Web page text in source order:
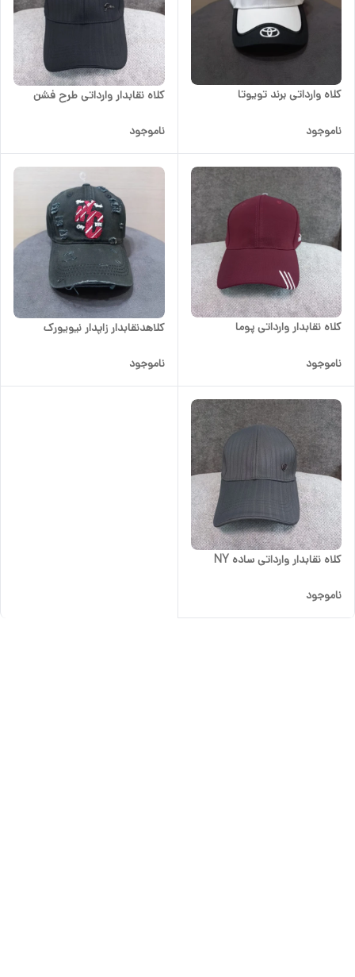
کلاه وارداتی برند تویوتا
ناموجود
کلاه نقابدار وارداتی طرح فشن
ناموجود
کلاه نقابدار وارداتی پوما
ناموجود
کلاهدنقابدار زاپدار نیویورک
ناموجود
کلاه نقابدار وارداتی ساده NY
ناموجود